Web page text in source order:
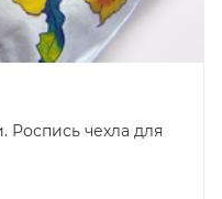
Роспись чехла для